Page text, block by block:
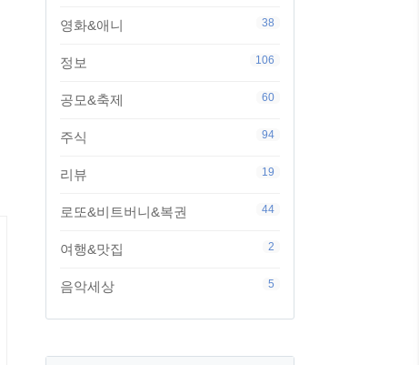
영화&애니 38
정보 106
공모&축제 60
주식 94
리뷰 19
로또&비트버니&복권 44
여행&맛집 2
음악세상 5